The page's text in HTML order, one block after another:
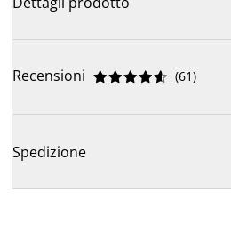
Recensioni 




 (61)
Spedizione